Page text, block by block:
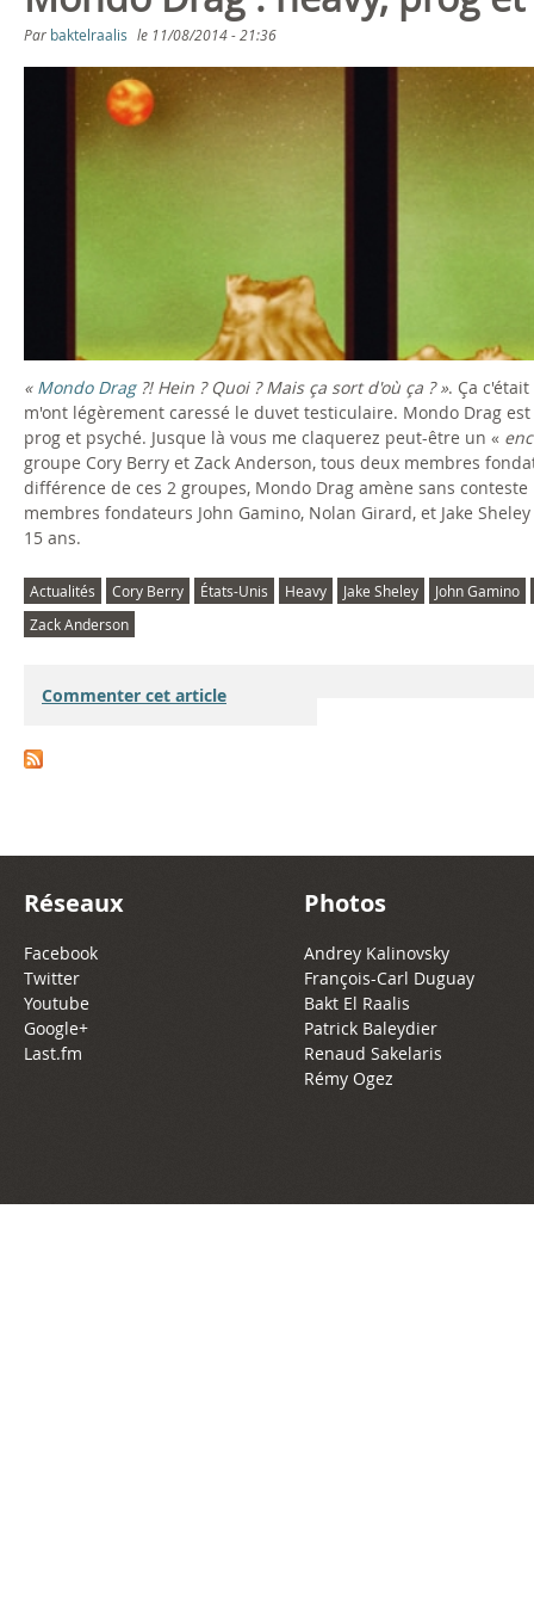
s
ê
i
Par baktelraalis le 11/08/2014 - 21:36
« Mondo Drag?! Hein ? Quoi ? Mais ça sort d'où ça ? ». Ça
m'ont légèrement caressé le duvet testiculaire. Mondo Drag
prog et psyché. Jusque là vous me claquerez peut-être un «
groupe Cory Berry et Zack Anderson, tous deux membres
différence de ces 2 groupes, Mondo Drag amène sans
membres fondateurs John Gamino, Nolan Girard, et Jake
15 ans.
Actualités Cory Berry États-Unis Heavy Jake Sheley
John Gamino
Zack Anderson
Commenter cet article
Réseaux
Facebook
Twitter
Youtube
Google+
Last.fm
Photos
Andrey Kalinovsky
François-Carl Duguay
Bakt El Raalis
Patrick Baleydier
Renaud Sakelaris
Rémy Ogez